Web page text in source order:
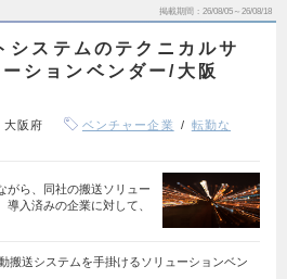
掲載期間 26/08/05～26/08/18
システムのテクニカルサ
ションベンダー/大阪
大阪府 ベンチャー企業
転勤な
がら、同社の搬送ソリュー
入済みの企業に対して、
搬送システムを手掛けるソリューションベン